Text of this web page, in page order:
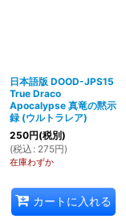
日本語版 DOOD-JPS15
True Draco
Apocalypse 真竜の黙示
録 (ウルトラレア)
250円(税別)
(税込 : 275円)
在庫わずか
カートに入れる